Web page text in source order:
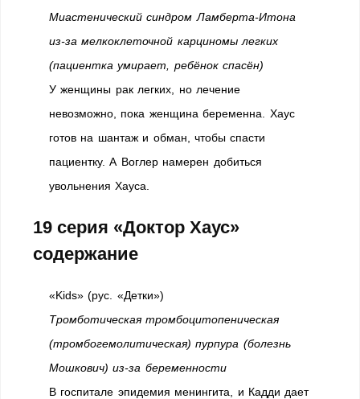
Миастенический синдром Ламберта-Итона
из-за мелкоклеточной карциномы легких
(пациентка умирает, ребёнок спасён)
У женщины рак легких, но лечение
невозможно, пока женщина беременна. Хаус
готов на шантаж и обман, чтобы спасти
пациентку. А Воглер намерен добиться
увольнения Хауса.
19 серия «Доктор Хаус»
содержание
«Kids» (рус. «Детки»)
Тромботическая тромбоцитопеническая
(тромбогемолитическая) пурпура (болезнь
Мошкович) из-за беременности
В госпитале эпидемия менингита, и Кадди дает